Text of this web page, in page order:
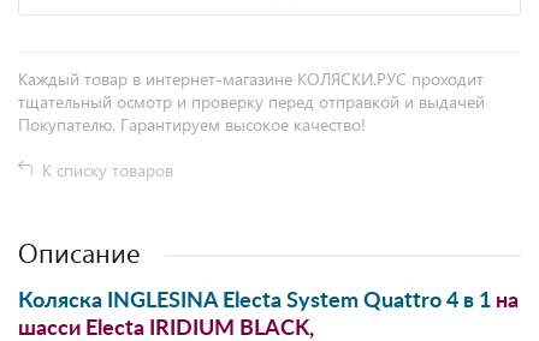
Каждый товар в интернет-магазине КОЛЯСКИ.РУС проходит
тщательный осмотр и проверку перед отправкой и выдачей
Покупателю. Гарантируем высокое качество!
К списку товаров
Описание
Коляска INGLESINA Electa System Quattro 4 в 1 на
шасси Electa IRIDIUM BLACK,